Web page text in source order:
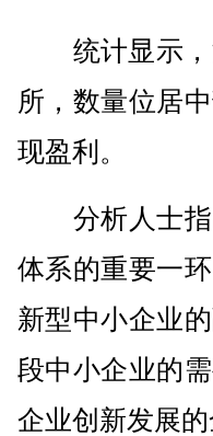
统计显示，
所，数量位居
现盈利。
分析人士指
体系的重要一
新型中小企业
段中小企业的
企业创新发展的